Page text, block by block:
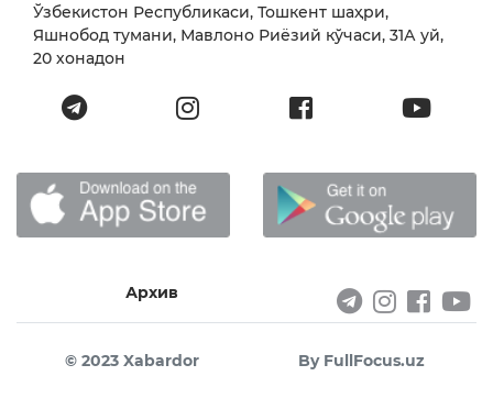
Ўзбекистон Республикаси, Тошкент шаҳри,
Яшнобод тумани, Мавлоно Риёзий кўчаси, 31А уй,
20 хонадон
Архив
© 2023 Xabardor By FullFocus.uz